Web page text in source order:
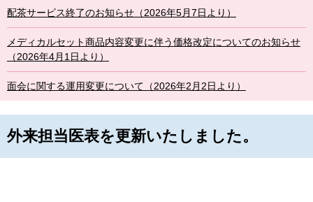
配茶サービス終了のお知らせ（2026年5月7日より）
メディカルセット商品内容変更に伴う価格改定についてのお知らせ
（2026年4月1日より）
面会に関する運用変更について（2026年2月2日より）
外来担当医表を更新いたしました。